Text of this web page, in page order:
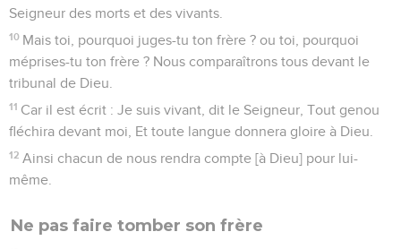
Seigneur des morts et des vivants.
10 Mais toi, pourquoi juges-tu ton frère ? ou toi, pourquoi
méprises-tu ton frère ? Nous comparaîtrons tous devant le
tribunal de Dieu.
11 Car il est écrit : Je suis vivant, dit le Seigneur, Tout genou
fléchira devant moi, Et toute langue donnera gloire à Dieu.
12 Ainsi chacun de nous rendra compte [à Dieu] pour lui-
même.
Ne pas faire tomber son frère